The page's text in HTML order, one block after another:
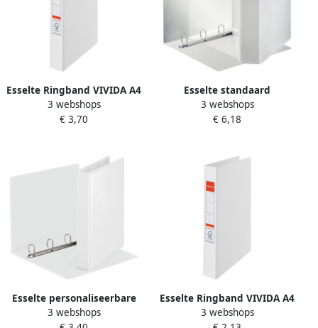
Esselte Ringband VIVIDA A4
4-rings O-mechaniek 25mm
PP wit
3 webshops
€ 3,70
Esselte standaard
panorama ringband ft A4
Maxi 4 D-ringen diameter
3 webshops
€ 6,18
Esselte personaliseerbare
ringmap rug van 5 1 cm 4
3 webshops
Esselte Ringband VIVIDA A4
2-rings O-mechaniek 25mm
3 webshops